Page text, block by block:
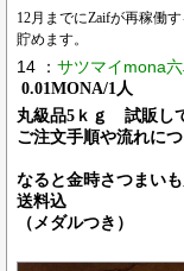
12月までにZaifが再稼働
貯めます。
14 ： サツマイmona
0.01MONA/1人
丸級品5ｋｇ 試販し
ご注文手順や流れに
なると金時さつま
送料込
（メダルつき）